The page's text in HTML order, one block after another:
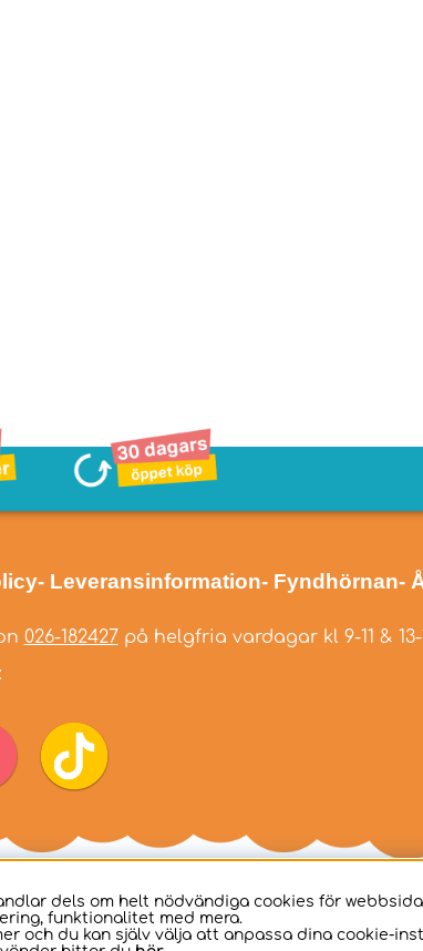
- Leveransinformation- Fyndhörnan-
026-182427på helgfria vardagar kl 9-11 & 13-
dels om helt nödvändiga cookies för
funktionalitet med mera.
och du kan själv välja att anpassa dina cookie-